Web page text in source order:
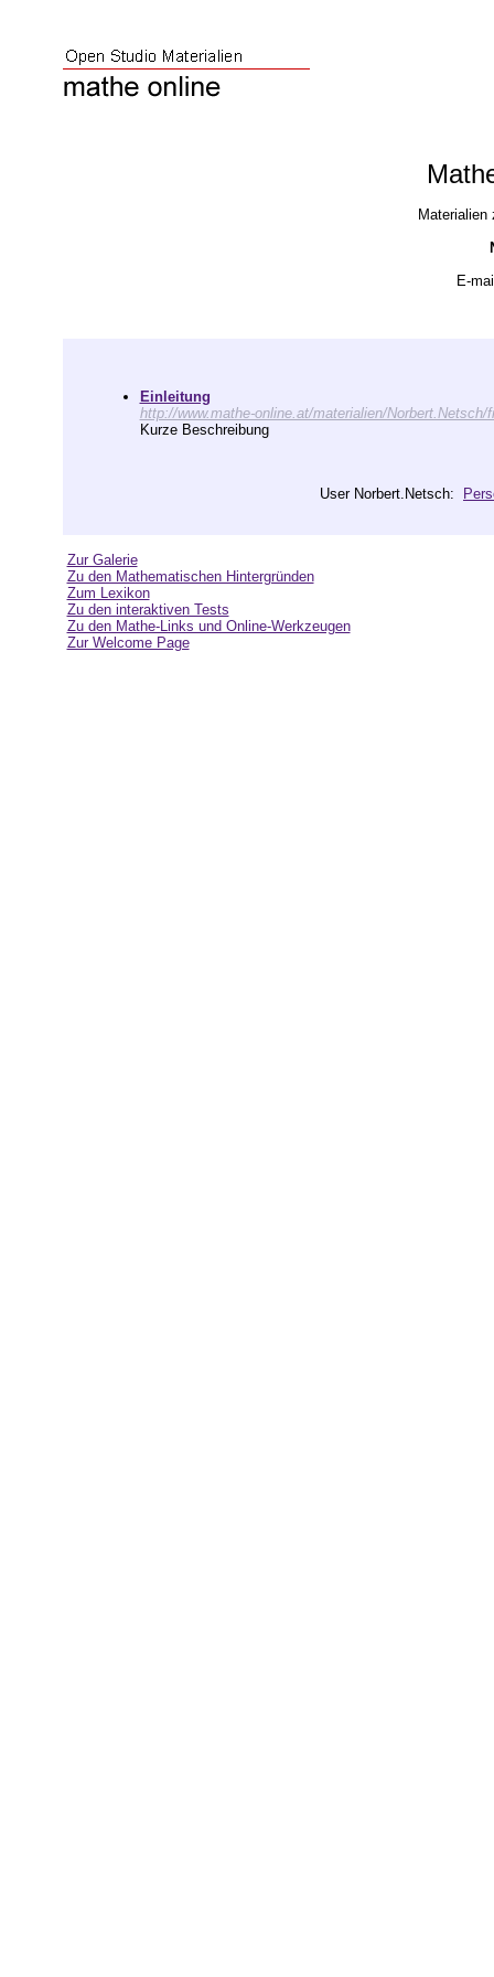
Materialien
E-
Einleitung
http://www.mathe-online.at/materialien/Norbert.Netsch/
Kurze Beschreibung
User Norbert.Netsch:
Zur Galerie
Zu den Mathematischen Hintergründen
Zum Lexikon
Zu den interaktiven Tests
Zu den Mathe-Links und Online-Werkzeugen
Zur Welcome Page